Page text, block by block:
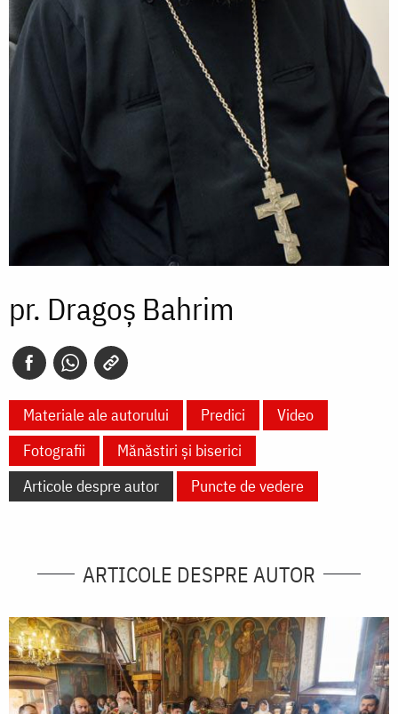
pr. Dragoș Bahrim
Materiale ale autorului Predici
Video
Fotografii
Mănăstiri și biserici
Articole despre autor
Puncte de vedere
ARTICOLE DESPRE AUTOR